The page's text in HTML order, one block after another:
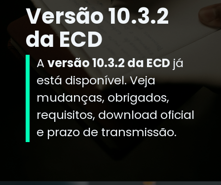
Versão 10.3.2
da ECD
Aversão 10.3.2 da ECD já
está disponível. Veja
mudanças, obrigados,
requisitos, download oficial
e prazo de transmissão.